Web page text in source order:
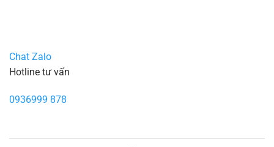
Chat Zalo
Hotline tư vấn
0936999 878